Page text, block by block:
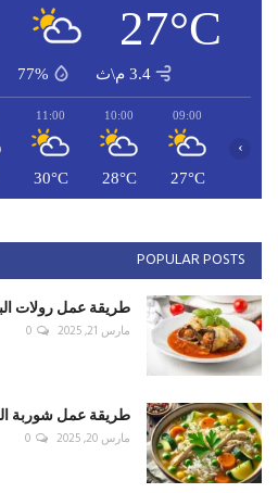
27°C
3.4 م\ث 77%
09:00
27°C
10:00
28°C
11:00
30°C
›
POPULAR POSTS
طريقة عمل رولات
مارس 21, 2025 0
طريقة عمل شوربة
مارس 20, 2025 0